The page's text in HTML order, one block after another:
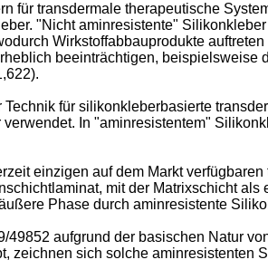
für transdermale therapeutische
"Nicht aminresistente"
Wirkstoffabbauprodukte
beeinträchtigen,
).
für silikonkleberbasierte
In "aminresistentem"
einzigen auf dem Markt
mit der Matrixschicht
Phase durch aminresistente
49852 aufgrund der basischen Natur
zeichnen sich solche aminresistenten